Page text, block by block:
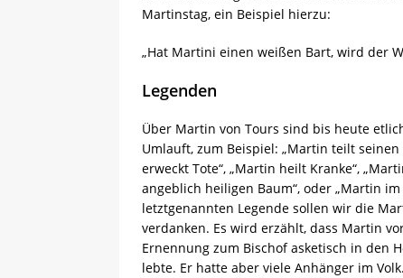
Martinstag, ein Beispiel hierzu:
„Hat Martini einen weißen Bart, wird der
Legenden
Über Martin von Tours sind bis heute
Umlauft, zum Beispiel: „Martin teilt seinen
erweckt Tote“, „Martin heilt Kranke“,
angeblich heiligen Baum“, oder „Martin im
letztgenannten Legende sollen wir die
verdanken. Es wird erzählt, dass Martin
Ernennung zum Bischof asketisch in den
lebte. Er hatte aber viele Anhänger im